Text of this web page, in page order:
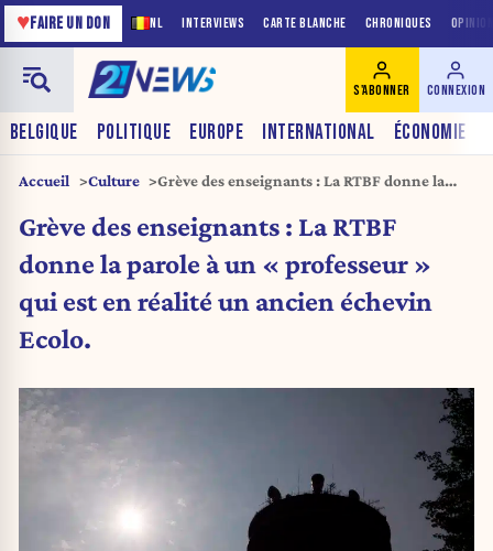
NL INTERVIEWS CARTE BLANCHE CHRONIQUES
♥FAIRE UN DON
BELGIQUE POLITIQUE EUROPE INTERNATIONAL ÉCONOMIE
S'ABONNER CONNEXION
Accueil Culture
Grève des enseignants : La RTBF donne la
un ancien échevin Ecolo.
Grève des enseignants : La RTBF
donne la parole à un « professeur »
qui est en réalité un ancien échevin
Ecolo.